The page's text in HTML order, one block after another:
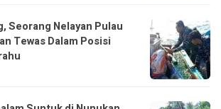
Seorang Nelayan Pulau
Tewas Dalam Posisi